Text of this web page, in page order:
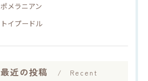
ポメラニアン
トイプードル
最近の投稿
Recent